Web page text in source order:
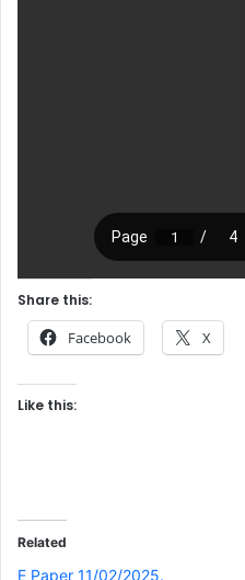
Share this:
Facebook X
Like this:
Related
E Paper 11/02/2025.